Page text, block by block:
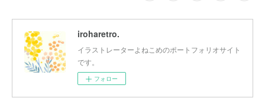
iroharetro.
イラストレーターよねこめのポートフォリオサイト
です。
フォロー